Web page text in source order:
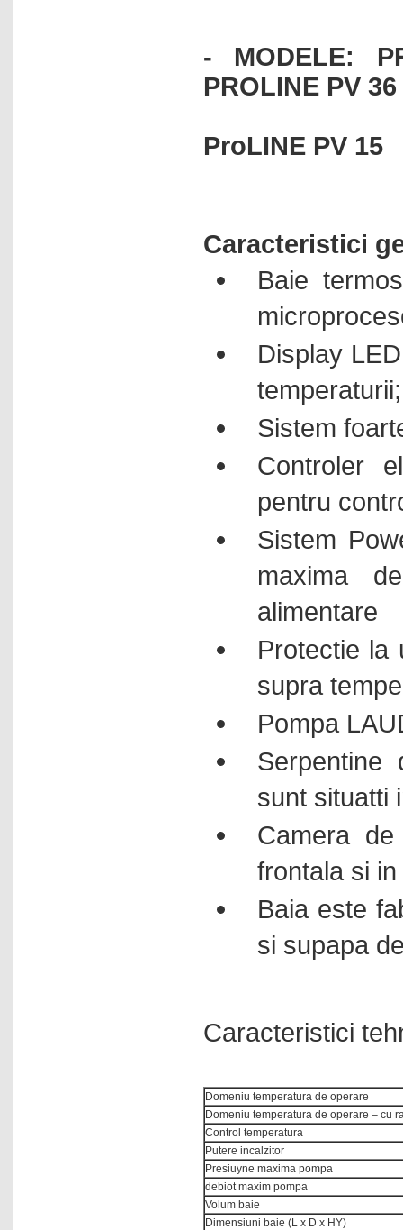
- MODELE:
PROLINE PV 36
ProLINE PV 15
Caracteristici
Baie
Display
temperaturii;
Sistem
Controler
pentru
Sistem
maxima
alimentare
Protectie la
supra
Pompa
Serpentine
sunt situatti
Camera
frontala si
Baia este
si supapa
Caracteristici
Domeniu temperatura de operare
Domeniu temperatura de operare – cu
Control temperatura
Putere incalzitor
Presiuyne maxima pompa
debiot maxim pompa
Volum baie
Dimensiuni baie (L x D x HY)